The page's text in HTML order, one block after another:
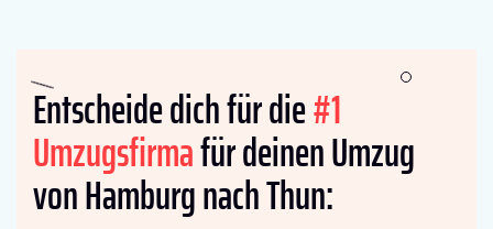
Entscheide dich für die#1
Umzugsfirmafür deinen Umzug
von Hamburg nach Thun: